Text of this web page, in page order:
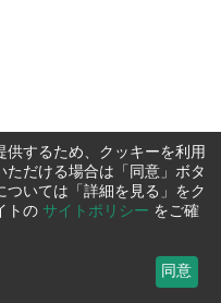
するため、クッキーを利用
ただける場合は「同意」ボタ
ついては「詳細を見る」をク
トの サイトポリシー をご確
同意